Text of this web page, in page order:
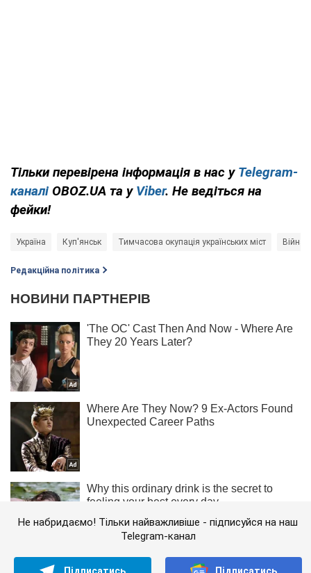
Тільки перевірена інформація в нас у Telegram-
каналі OBOZ.UA та у Viber. Не ведіться на
фейки!
Україна Куп'янськ Тимчасова окупація українських міст Війна
Редакційна політика